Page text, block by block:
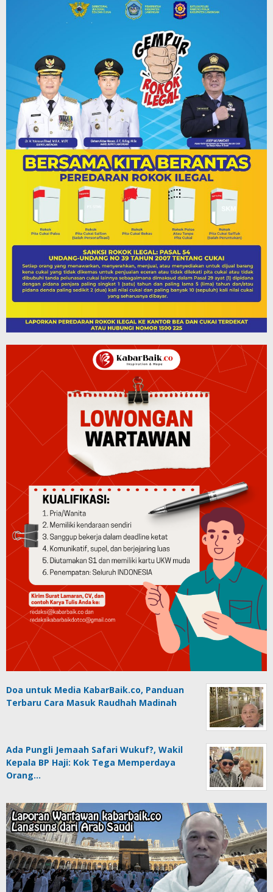
Doa untuk Media KabarBaik.co, Panduan
Terbaru Cara Masuk Raudhah Madinah
Ada Pungli Jemaah Safari Wukuf?, Wakil
Kepala BP Haji: Kok Tega Memperdaya
Orang…